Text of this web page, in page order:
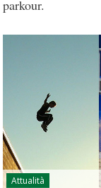
parkour.
Attualità